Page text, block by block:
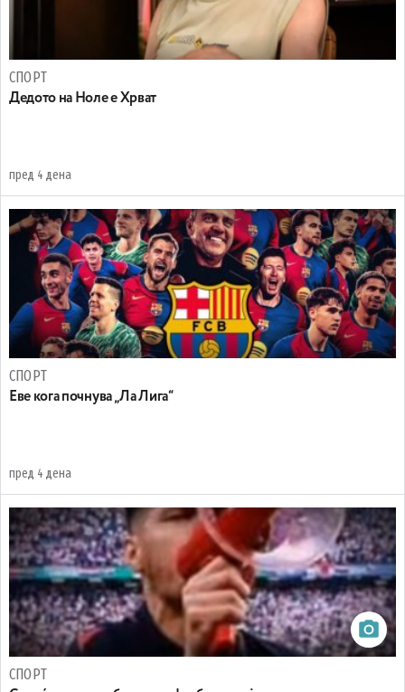
СПОРТ
Дедото на Ноле е Хрват
пред 4 дена
СПОРТ
Еве кога почнува „Ла Лига“
пред 4 дена
СПОРТ